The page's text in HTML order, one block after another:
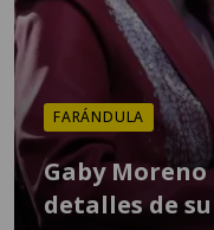
FARÁNDULA
Gaby
detalles de